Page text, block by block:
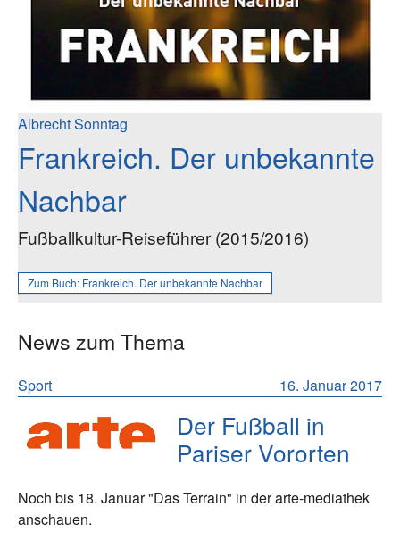
Albrecht Sonntag
Frankreich. Der unbekannte
Nachbar
Fußballkultur-Reiseführer (2015/2016)
Zum Buch: Frankreich. Der unbekannte Nachbar
News zum Thema
16. Januar 2017
Sport
Der Fußball in
Pariser Vororten
Noch bis 18. Januar "Das Terrain" in der arte-mediathek
anschauen.